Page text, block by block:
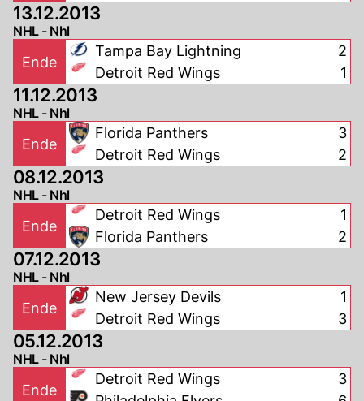
13.12.2013
NHL - Nhl
Ende
Tampa Bay Lightning
Detroit Red Wings
2
1
11.12.2013
NHL - Nhl
Ende
Florida Panthers
Detroit Red Wings
3
2
08.12.2013
NHL - Nhl
Ende
Detroit Red Wings
Florida Panthers
1
2
07.12.2013
NHL - Nhl
Ende
New Jersey Devils
Detroit Red Wings
1
3
05.12.2013
NHL - Nhl
Ende
Detroit Red Wings
3